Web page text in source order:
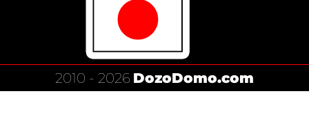
2010 - 2026 DozoDomo.com